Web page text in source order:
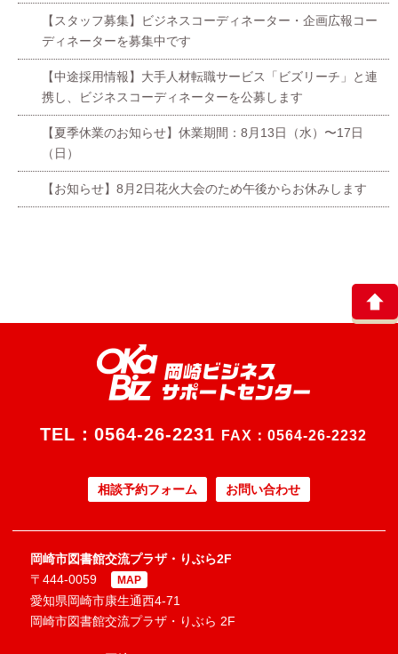
【スタッフ募集】ビジネスコーディネーター・企画広報コー
ディネーターを募集中です
【中途採用情報】大手人材転職サービス「ビズリーチ」と連
携し、ビジネスコーディネーターを公募します
【夏季休業のお知らせ】休業期間：8月13日（水）〜17日
（日）
【お知らせ】8月2日花火大会のため午後からお休みします
TEL： 0564-26-2231 FAX：0564-26-2232
相談予約フォーム お問い合わせ
岡崎市図書館交流プラザ・りぶら2F
〒444-0059
MAP
愛知県岡崎市康生通西4-71
岡崎市図書館交流プラザ・りぶら 2F